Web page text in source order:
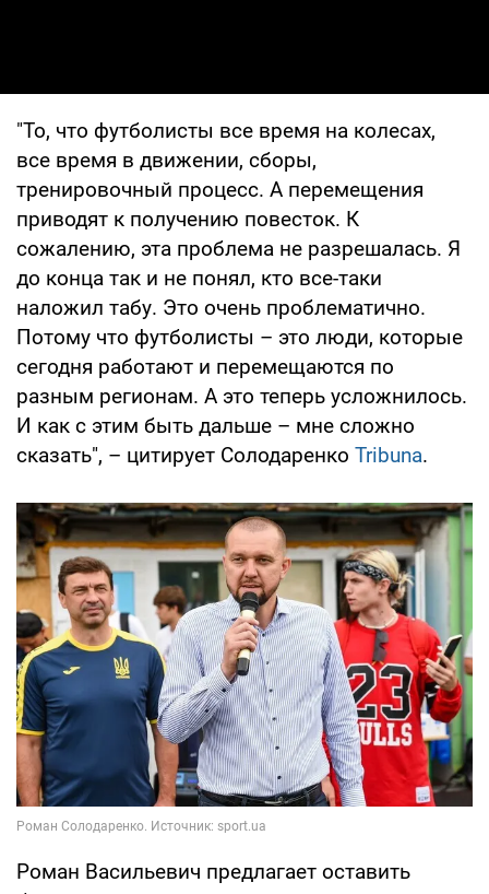
"То, что футболисты все время на колесах,
все время в движении, сборы,
тренировочный процесс. А перемещения
приводят к получению повесток. К
сожалению, эта проблема не разрешалась. Я
до конца так и не понял, кто все-таки
наложил табу. Это очень проблематично.
Потому что футболисты – это люди, которые
сегодня работают и перемещаются по
разным регионам. А это теперь усложнилось.
И как с этим быть дальше – мне сложно
сказать", – цитирует Солодаренко Tribuna.
Роман Васильевич предлагает оставить